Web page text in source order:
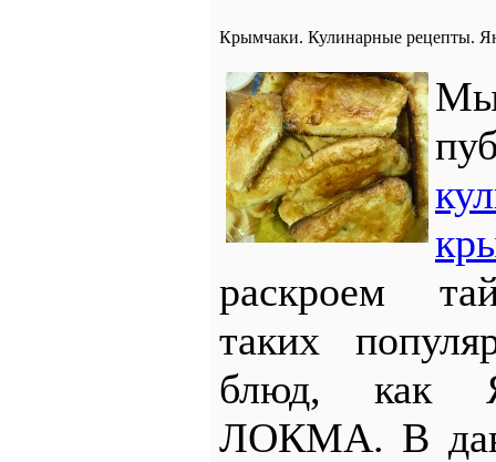
Крымчаки. Кулинарные рецепты.
раскроем
таких
блюд,
ЛОКМА. В